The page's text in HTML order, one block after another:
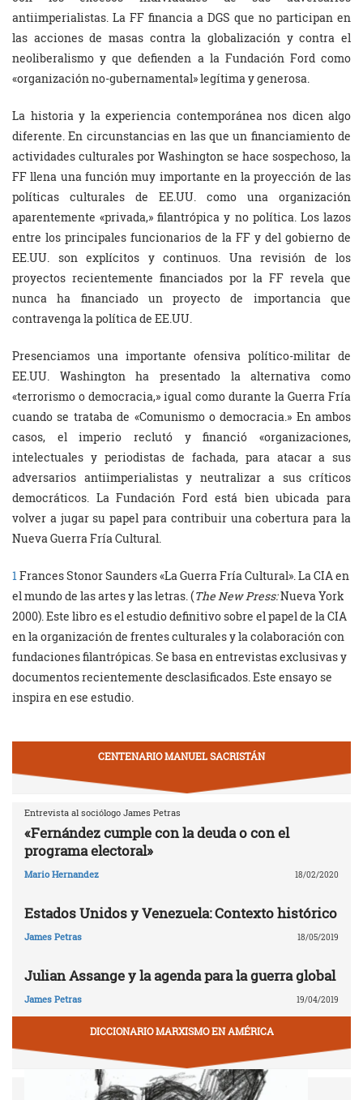
antiimperialistas. La FF financia a DGS que no participan en
las acciones de masas contra la globalización y contra el
neoliberalismo y que defienden a la Fundación Ford como
«organización no-gubernamental» legítima y generosa.
La historia y la experiencia contemporánea nos dicen algo
diferente. En circunstancias en las que un financiamiento de
actividades culturales por Washington se hace sospechoso, la
FF llena una función muy importante en la proyección de las
políticas culturales de EE.UU. como una organización
aparentemente «privada,» filantrópica y no política. Los lazos
entre los principales funcionarios de la FF y del gobierno de
EE.UU. son explícitos y continuos. Una revisión de los
proyectos recientemente financiados por la FF revela que
nunca ha financiado un proyecto de importancia que
contravenga la política de EE.UU.
Presenciamos una importante ofensiva político-militar de
EE.UU. Washington ha presentado la alternativa como
«terrorismo o democracia,» igual como durante la Guerra Fría
cuando se trataba de «Comunismo o democracia.» En ambos
casos, el imperio reclutó y financió «organizaciones,
intelectuales y periodistas de fachada, para atacar a sus
adversarios antiimperialistas y neutralizar a sus críticos
democráticos. La Fundación Ford está bien ubicada para
volver a jugar su papel para contribuir una cobertura para la
Nueva Guerra Fría Cultural.
1Frances Stonor Saunders «La Guerra Fría Cultural». La CIA en
el mundo de las artes y las letras. (The New Press:Nueva York
2000). Este libro es el estudio definitivo sobre el papel de la CIA
en la organización de frentes culturales y la colaboración con
fundaciones filantrópicas. Se basa en entrevistas exclusivas y
documentos recientemente desclasificados. Este ensayo se
inspira en ese estudio.
CENTENARIO MANUEL SACRISTÁN
Entrevista al sociólogo James Petras
«Fernández cumple con la deuda o con el
programa electoral»
Mario Hernandez 18/02/2020
Estados Unidos y Venezuela: Contexto histórico
James Petras 18/05/2019
Julian Assange y la agenda para la guerra global
James Petras 19/04/2019
DICCIONARIO MARXISMO EN AMÉRICA